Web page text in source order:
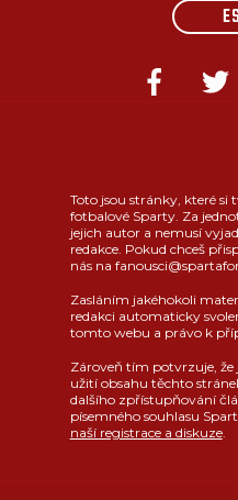
Toto jsou stránky, které si
fotbalové Sparty. Za
jejich autor a nemusí
redakce. Pokud chceš
nás na
Zasláním jakéhokoli
redakci automaticky
tomto webu a právo k
Zároveň tím potvrzuje, že
užití obsahu těchto
dalšího zpřístupňování
písemného souhlasu
naší registrace a diskuze.